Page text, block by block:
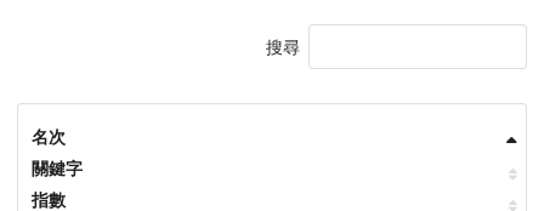
搜尋
名次
關鍵字
指數